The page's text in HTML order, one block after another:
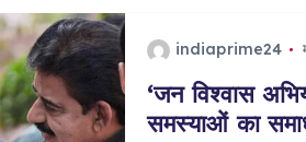
indiaprime24
‘जन विश्वास
समस्याओं का